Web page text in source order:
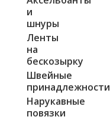
и
шнуры
Ленты
на
бескозырку
Швейные
принадлежности
Нарукавные
повязки